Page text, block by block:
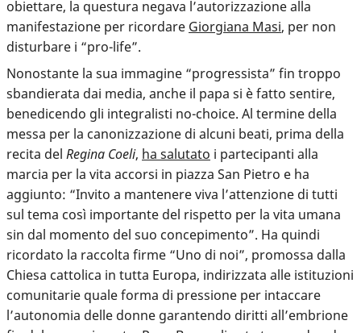
obiettare, la questura negava l’autorizzazione alla
manifestazione per ricordare Giorgiana Masi, per non
disturbare i “pro-life”.
Nonostante la sua immagine “progressista” fin troppo
sbandierata dai media, anche il papa si è fatto sentire,
benedicendo gli integralisti no-choice. Al termine della
messa per la canonizzazione di alcuni beati, prima della
recita del Regina Coeli, ha salutato i partecipanti alla
marcia per la vita accorsi in piazza San Pietro e ha
aggiunto: “Invito a mantenere viva l’attenzione di tutti
sul tema così importante del rispetto per la vita umana
sin dal momento del suo concepimento”. Ha quindi
ricordato la raccolta firme “Uno di noi”, promossa dalla
Chiesa cattolica in tutta Europa, indirizzata alle istituzioni
comunitarie quale forma di pressione per intaccare
l’autonomia delle donne garantendo diritti all’embrione